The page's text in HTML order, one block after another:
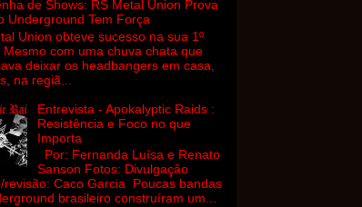
de Shows: RS Metal Union Prova
Underground Tem Força
Union obteve sucesso na sua 1º
Mesmo com uma chuva chata que
deixar os headbangers em casa,
na regiã...
Entrevista - Apokalyptic Raids :
Resistência e Foco no que
Importa
Por: Fernanda Luísa e Renato
Sanson Fotos: Divulgação
revisão: Caco Garcia Poucas bandas
brasileiro construíram um...